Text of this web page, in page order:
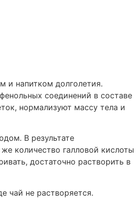
и напитком долголетия.
соединений в составе
нормализуют массу тела и
В результате
количество галловой кислоты
достаточно растворить в
чай не растворяется.